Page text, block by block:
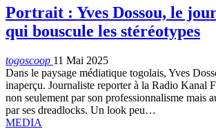
Portrait : Yves Dossou, le
qui bouscule les stéréotypes
togoscoop 11 Mai 2025
Dans le paysage médiatique togolais, Yves
inaperçu. Journaliste reporter à la Radio Kanal
non seulement par son professionnalisme mais
par ses dreadlocks. Un look peu…
MEDIA